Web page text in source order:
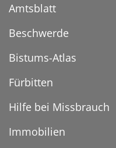
Amtsblatt
Beschwerde
Bistums-Atlas
Fürbitten
Hilfe bei Missbrauch
Immobilien